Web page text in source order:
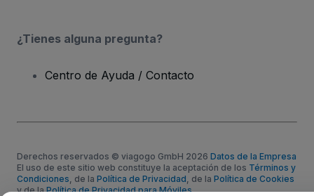
¿Tienes alguna pregunta?
Centro de Ayuda / Contacto
Derechos reservados © viagogo GmbH 2026 Datos de la Empresa
El uso de este sitio web constituye la aceptación de los Términos y
Condiciones , de la Política de Privacidad , de la Política de Cookies
y de laPolítica de Privacidad para Móviles